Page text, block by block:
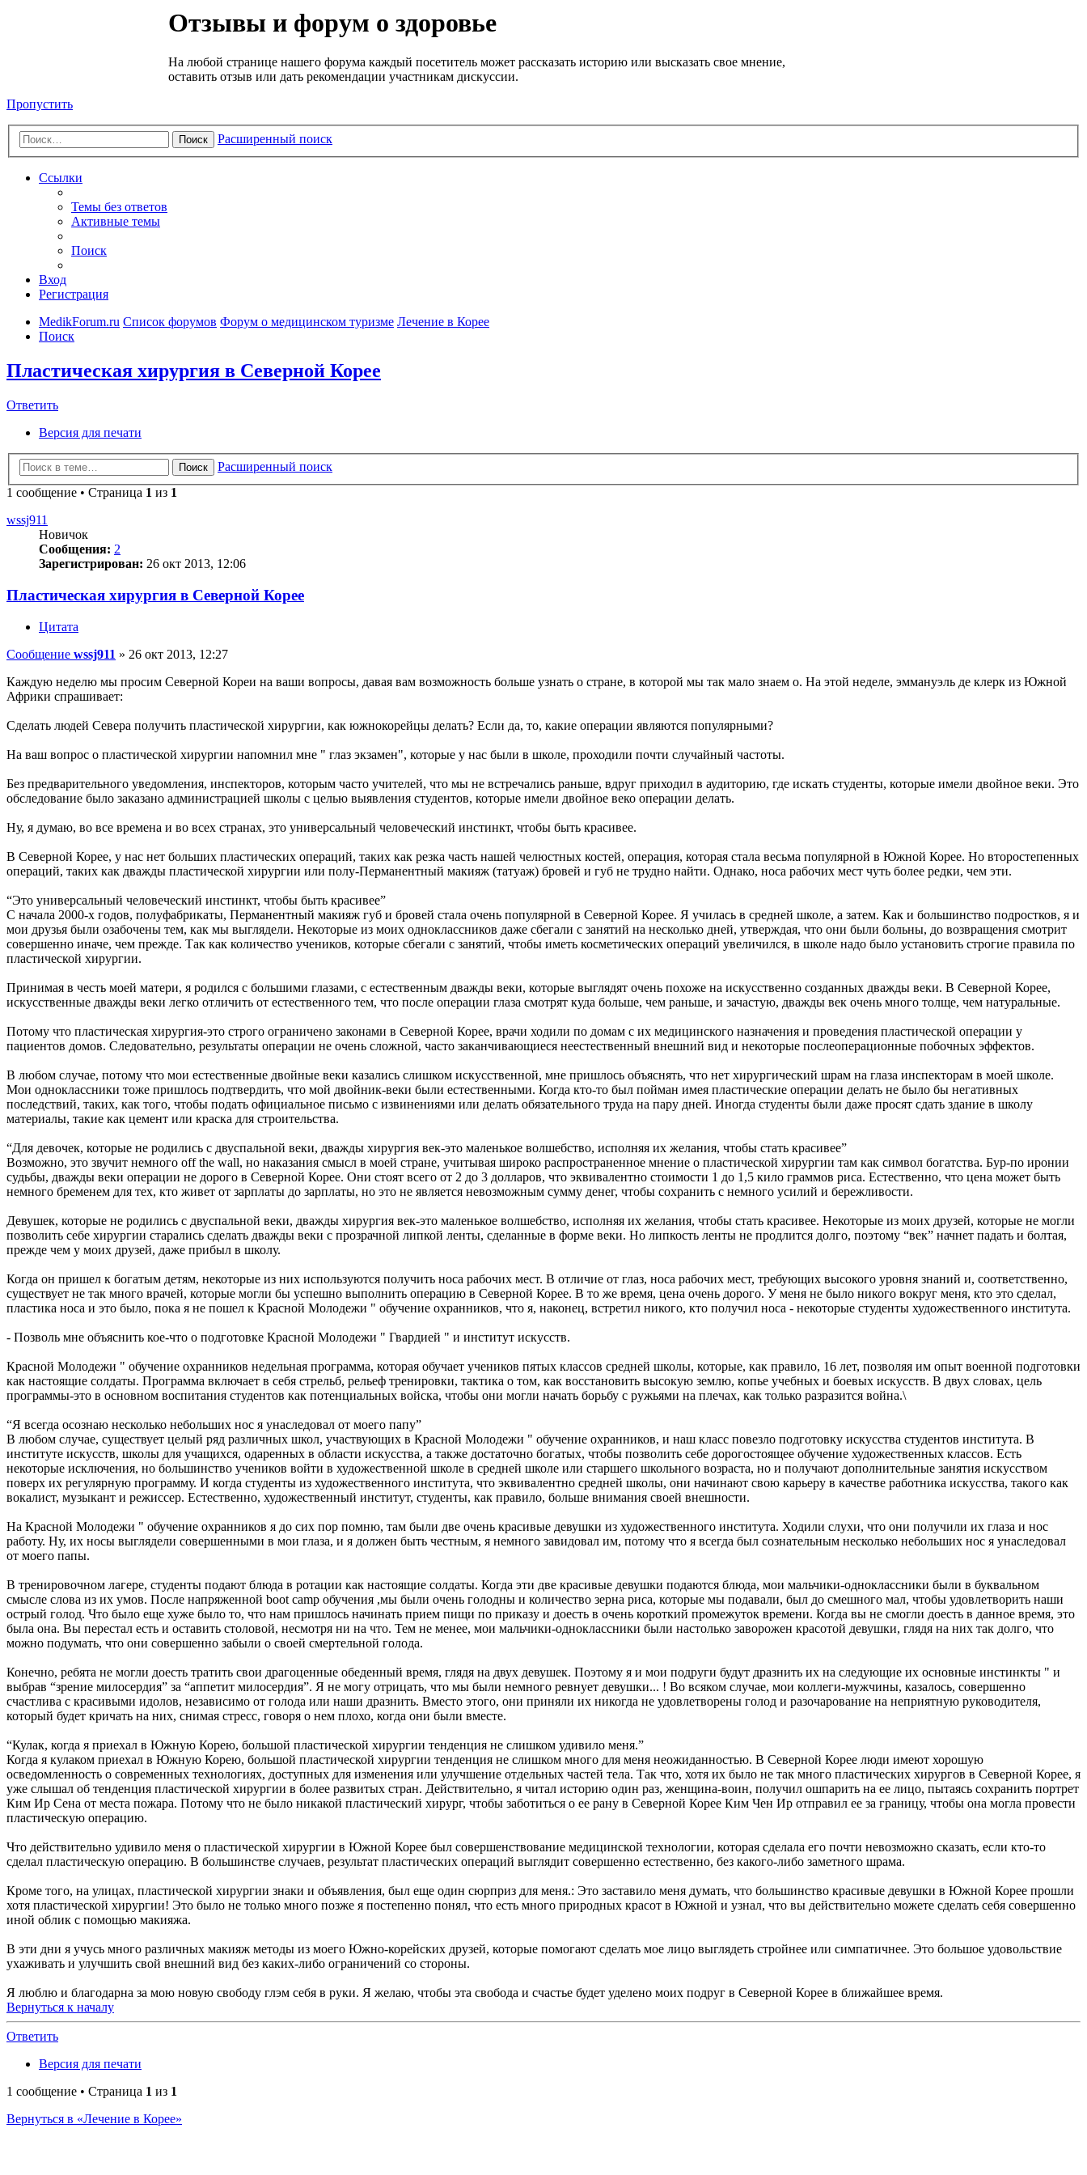
Отзывы и форум о здоровье
На любой странице нашего форума каждый посетитель может рассказать историю или высказать свое мнение,
оставить отзыв или дать рекомендации участникам дискуссии.
Пропустить
Поиск Расширенный поиск
Ссылки
Темы без ответов
Активные темы
Поиск
Вход
Регистрация
MedikForum.ru Список форумов Форум о медицинском туризме Лечение в Корее
Поиск
Пластическая хирургия в Северной Корее
Ответить
Версия для печати
Поиск
Расширенный поиск
1 сообщение • Страница 1 из 1
wssj911
Новичок
Сообщения: 2
Зарегистрирован: 26 окт 2013, 12:06
Пластическая хирургия в Северной Корее
Цитата
Сообщение wssj911 » 26 окт 2013, 12:27
Каждую неделю мы просим Северной Кореи на ваши вопросы, давая вам возможность больше узнать о стране, в которой мы так мало знаем о. На этой неделе, эммануэль де клерк из Южной
Африки спрашивает:
Сделать людей Севера получить пластической хирургии, как южнокорейцы делать? Если да, то, какие операции являются популярными?
На ваш вопрос о пластической хирургии напомнил мне " глаз экзамен", которые у нас были в школе, проходили почти случайный частоты.
Без предварительного уведомления, инспекторов, которым часто учителей, что мы не встречались раньше, вдруг приходил в аудиторию, где искать студенты, которые имели двойное веки. Это
обследование было заказано администрацией школы с целью выявления студентов, которые имели двойное веко операции делать.
Ну, я думаю, во все времена и во всех странах, это универсальный человеческий инстинкт, чтобы быть красивее.
В Северной Корее, у нас нет больших пластических операций, таких как резка часть нашей челюстных костей, операция, которая стала весьма популярной в Южной Корее. Но второстепенных
операций, таких как дважды пластической хирургии или полу-Перманентный макияж (татуаж) бровей и губ не трудно найти. Однако, носа рабочих мест чуть более редки, чем эти.
“Это универсальный человеческий инстинкт, чтобы быть красивее”
С начала 2000-х годов, полуфабрикаты, Перманентный макияж губ и бровей стала очень популярной в Северной Корее. Я училась в средней школе, а затем. Как и большинство подростков, я и
мои друзья были озабочены тем, как мы выглядели. Некоторые из моих одноклассников даже сбегали с занятий на несколько дней, утверждая, что они были больны, до возвращения смотрит
совершенно иначе, чем прежде. Так как количество учеников, которые сбегали с занятий, чтобы иметь косметических операций увеличился, в школе надо было установить строгие правила по
пластической хирургии.
Принимая в честь моей матери, я родился с большими глазами, с естественным дважды веки, которые выглядят очень похоже на искусственно созданных дважды веки. В Северной Корее,
искусственные дважды веки легко отличить от естественного тем, что после операции глаза смотрят куда больше, чем раньше, и зачастую, дважды век очень много толще, чем натуральные.
Потому что пластическая хирургия-это строго ограничено законами в Северной Корее, врачи ходили по домам с их медицинского назначения и проведения пластической операции у
пациентов домов. Следовательно, результаты операции не очень сложной, часто заканчивающиеся неестественный внешний вид и некоторые послеоперационные побочных эффектов.
В любом случае, потому что мои естественные двойные веки казались слишком искусственной, мне пришлось объяснять, что нет хирургический шрам на глаза инспекторам в моей школе.
Мои одноклассники тоже пришлось подтвердить, что мой двойник-веки были естественными. Когда кто-то был пойман имея пластические операции делать не было бы негативных
последствий, таких, как того, чтобы подать официальное письмо с извинениями или делать обязательного труда на пару дней. Иногда студенты были даже просят сдать здание в школу
материалы, такие как цемент или краска для строительства.
“Для девочек, которые не родились с двуспальной веки, дважды хирургия век-это маленькое волшебство, исполняя их желания, чтобы стать красивее”
Возможно, это звучит немного off the wall, но наказания смысл в моей стране, учитывая широко распространенное мнение о пластической хирургии там как символ богатства. Бур-по иронии
судьбы, дважды веки операции не дорого в Северной Корее. Они стоят всего от 2 до 3 долларов, что эквивалентно стоимости 1 до 1,5 кило граммов риса. Естественно, что цена может быть
немного бременем для тех, кто живет от зарплаты до зарплаты, но это не является невозможным сумму денег, чтобы сохранить с немного усилий и бережливости.
Девушек, которые не родились с двуспальной веки, дважды хирургия век-это маленькое волшебство, исполняя их желания, чтобы стать красивее. Некоторые из моих друзей, которые не могли
позволить себе хирургии старались сделать дважды веки с прозрачной липкой ленты, сделанные в форме веки. Но липкость ленты не продлится долго, поэтому “век” начнет падать и болтая,
прежде чем у моих друзей, даже прибыл в школу.
Когда он пришел к богатым детям, некоторые из них используются получить носа рабочих мест. В отличие от глаз, носа рабочих мест, требующих высокого уровня знаний и, соответственно,
существует не так много врачей, которые могли бы успешно выполнить операцию в Северной Корее. В то же время, цена очень дорого. У меня не было никого вокруг меня, кто это сделал,
пластика носа и это было, пока я не пошел к Красной Молодежи " обучение охранников, что я, наконец, встретил никого, кто получил носа - некоторые студенты художественного института.
- Позволь мне объяснить кое-что о подготовке Красной Молодежи " Гвардией " и институт искусств.
Красной Молодежи " обучение охранников недельная программа, которая обучает учеников пятых классов средней школы, которые, как правило, 16 лет, позволяя им опыт военной подготовки
как настоящие солдаты. Программа включает в себя стрельб, рельеф тренировки, тактика о том, как восстановить высокую землю, копье учебных и боевых искусств. В двух словах, цель
программы-это в основном воспитания студентов как потенциальных войска, чтобы они могли начать борьбу с ружьями на плечах, как только разразится война.\
“Я всегда осознаю несколько небольших нос я унаследовал от моего папу”
В любом случае, существует целый ряд различных школ, участвующих в Красной Молодежи " обучение охранников, и наш класс повезло подготовку искусства студентов института. В
институте искусств, школы для учащихся, одаренных в области искусства, а также достаточно богатых, чтобы позволить себе дорогостоящее обучение художественных классов. Есть
некоторые исключения, но большинство учеников войти в художественной школе в средней школе или старшего школьного возраста, но и получают дополнительные занятия искусством
поверх их регулярную программу. И когда студенты из художественного института, что эквивалентно средней школы, они начинают свою карьеру в качестве работника искусства, такого как
вокалист, музыкант и режиссер. Естественно, художественный институт, студенты, как правило, больше внимания своей внешности.
На Красной Молодежи " обучение охранников я до сих пор помню, там были две очень красивые девушки из художественного института. Ходили слухи, что они получили их глаза и нос
работу. Ну, их носы выглядели совершенными в мои глаза, и я должен быть честным, я немного завидовал им, потому что я всегда был сознательным несколько небольших нос я унаследовал
от моего папы.
В тренировочном лагере, студенты подают блюда в ротации как настоящие солдаты. Когда эти две красивые девушки подаются блюда, мои мальчики-одноклассники были в буквальном
смысле слова из их умов. После напряженной boot camp обучения ,мы были очень голодны и количество зерна риса, которые мы подавали, был до смешного мал, чтобы удовлетворить наши
острый голод. Что было еще хуже было то, что нам пришлось начинать прием пищи по приказу и доесть в очень короткий промежуток времени. Когда вы не смогли доесть в данное время, это
была она. Вы перестал есть и оставить столовой, несмотря ни на что. Тем не менее, мои мальчики-одноклассники были настолько заворожен красотой девушки, глядя на них так долго, что
можно подумать, что они совершенно забыли о своей смертельной голода.
Конечно, ребята не могли доесть тратить свои драгоценные обеденный время, глядя на двух девушек. Поэтому я и мои подруги будут дразнить их на следующие их основные инстинкты " и
выбрав “зрение милосердия” за “аппетит милосердия”. Я не могу отрицать, что мы были немного ревнует девушки... ! Во всяком случае, мои коллеги-мужчины, казалось, совершенно
счастлива с красивыми идолов, независимо от голода или наши дразнить. Вместо этого, они приняли их никогда не удовлетворены голод и разочарование на неприятную руководителя,
который будет кричать на них, снимая стресс, говоря о нем плохо, когда они были вместе.
“Кулак, когда я приехал в Южную Корею, большой пластической хирургии тенденция не слишком удивило меня.”
Когда я кулаком приехал в Южную Корею, большой пластической хирургии тенденция не слишком много для меня неожиданностью. В Северной Корее люди имеют хорошую
осведомленность о современных технологиях, доступных для изменения или улучшение отдельных частей тела. Так что, хотя их было не так много пластических хирургов в Северной Корее, я
уже слышал об тенденция пластической хирургии в более развитых стран. Действительно, я читал историю один раз, женщина-воин, получил ошпарить на ее лицо, пытаясь сохранить портрет
Ким Ир Сена от места пожара. Потому что не было никакой пластический хирург, чтобы заботиться о ее рану в Северной Корее Ким Чен Ир отправил ее за границу, чтобы она могла провести
пластическую операцию.
Что действительно удивило меня о пластической хирургии в Южной Корее был совершенствование медицинской технологии, которая сделала его почти невозможно сказать, если кто-то
сделал пластическую операцию. В большинстве случаев, результат пластических операций выглядит совершенно естественно, без какого-либо заметного шрама.
Кроме того, на улицах, пластической хирургии знаки и объявления, был еще один сюрприз для меня.: Это заставило меня думать, что большинство красивые девушки в Южной Корее прошли
хотя пластической хирургии! Это было не только много позже я постепенно понял, что есть много природных красот в Южной и узнал, что вы действительно можете сделать себя совершенно
иной облик с помощью макияжа.
В эти дни я учусь много различных макияж методы из моего Южно-корейских друзей, которые помогают сделать мое лицо выглядеть стройнее или симпатичнее. Это большое удовольствие
ухаживать и улучшить свой внешний вид без каких-либо ограничений со стороны.
Я люблю и благодарна за мою новую свободу глэм себя в руки. Я желаю, чтобы эта свобода и счастье будет уделено моих подруг в Северной Корее в ближайшее время.
Вернуться к началу
Ответить
Версия для печати
1 сообщение • Страница 1 из 1
Вернуться в «Лечение в Корее»